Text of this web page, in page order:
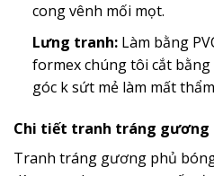
cong vênh mối mọt.
Lưng tranh:Làm bằng
formex chúng tôi cắt
góc k sứt mẻ làm mất
Chi tiết tranh tráng gương
Tranh tráng gương phủ